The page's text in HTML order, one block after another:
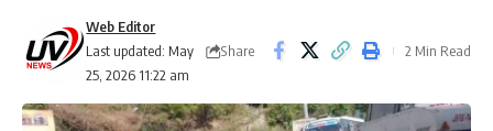
Last updated: May
25, 2026 11:22 am
Web Editor
Share
2 Min Read